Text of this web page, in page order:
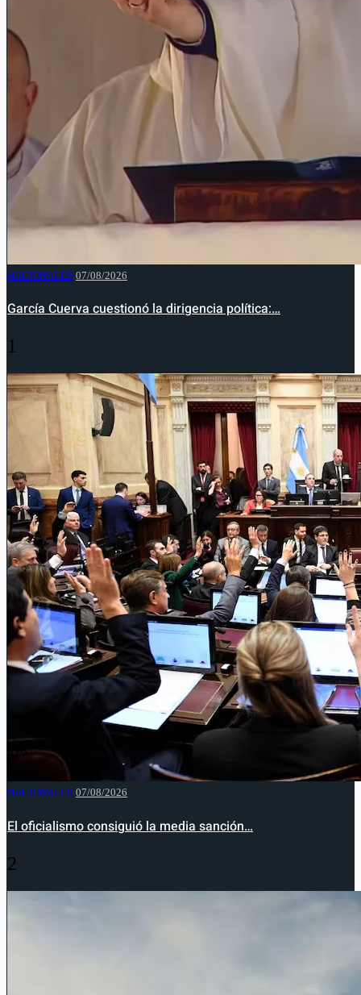
NACIONALES 07/08/2026
García Cuerva cuestionó la dirigencia política:…
1
NACIONALES 07/08/2026
El oficialismo consiguió la media sanción…
2